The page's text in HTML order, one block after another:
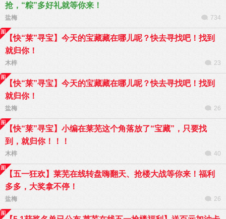
抢，“粽”多好礼就等你来！
盐梅 734
【快“莱”寻宝】今天的宝藏藏在哪儿呢？快去寻找吧！找到
就归你！
木梓 23
【快“莱”寻宝】今天的宝藏藏在哪儿呢？快去寻找吧！找到
就归你！
盐梅 26
【快“莱”寻宝】小编在莱芜这个角落放了“宝藏”，只要找
到，就归你！！！
木梓 40
【五一狂欢】莱芜在线转盘嗨翻天、抢楼大战等你来！福利
多多，大奖拿不停！
盐梅 26